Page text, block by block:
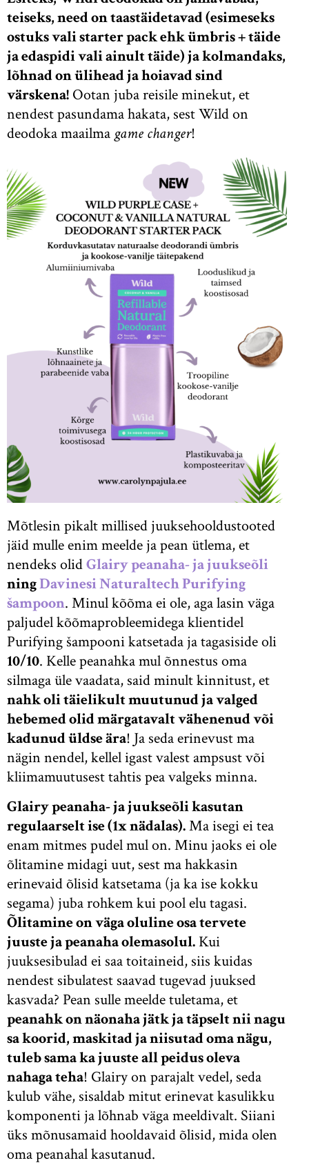
teiseks, need on taastäidetavad (esimeseks
ostuks vali starter pack ehk ümbris + täide
ja edaspidi vali ainult täide) ja kolmandaks,
lõhnad on ülihead ja hoiavad sind
värskena! Ootan juba reisile minekut, et
nendest pasundama hakata, sest Wild on
deodoka maailmagame changer!
Mõtlesin pikalt millised juuksehooldustooted
jäid mulle enim meelde ja pean ütlema, et
nendeks olidGlairy peanaha- ja juukseõli
ningDavinesi Naturaltech Purifying
šampoon. Minul kõõma ei ole, aga lasin väga
paljudel kõõmaprobleemidega klientidel
Purifying šampooni katsetada ja tagasiside oli
10/10. Kelle peanahka mul õnnestus oma
silmaga üle vaadata, said minult kinnitust, et
nahk oli täielikult muutunud ja valged
hebemed olid märgatavalt vähenenud või
kadunud üldse ära! Ja seda erinevust ma
nägin nendel, kellel igast valest ampsust või
kliimamuutusest tahtis pea valgeks minna.
Glairy peanaha- ja juukseõli kasutan
regulaarselt ise (1x nädalas).Ma isegi ei tea
enam mitmes pudel mul on. Minu jaoks ei ole
õlitamine midagi uut, sest ma hakkasin
erinevaid õlisid katsetama (ja ka ise kokku
segama) juba rohkem kui pool elu tagasi.
Õlitamine on väga oluline osa tervete
juuste ja peanaha olemasolul. Kui
juuksesibulad ei saa toitaineid, siis kuidas
nendest sibulatest saavad tugevad juuksed
kasvada? Pean sulle meelde tuletama, et
peanahk on näonaha jätk ja täpselt nii nagu
sa koorid, maskitad ja niisutad oma nägu,
tuleb sama ka juuste all peidus oleva
nahaga teha! Glairy on parajalt vedel, seda
kulub vähe, sisaldab mitut erinevat kasulikku
komponenti ja lõhnab väga meeldivalt. Siiani
üks mõnusamaid hooldavaid õlisid, mida olen
oma peanahal kasutanud.